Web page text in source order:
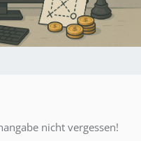
nicht vergessen!